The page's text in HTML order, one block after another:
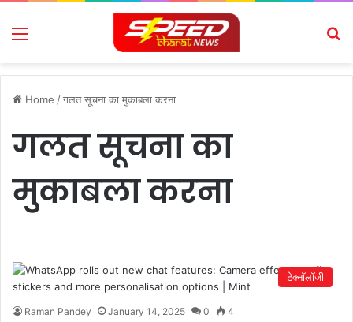
Menu
Home /गलत सूचना का मुकाबला करना
गलत सूचना का
मुकाबला करना
टेक्नॉलॉजी
Raman Pandey January 14, 2025 0 4